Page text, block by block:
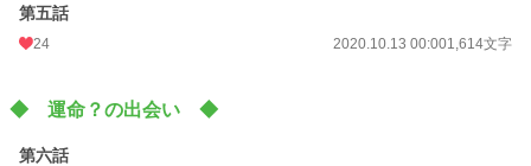
第五話
24 2020.10.13 00:001,614文字
◆ 運命？の出会い ◆
第六話